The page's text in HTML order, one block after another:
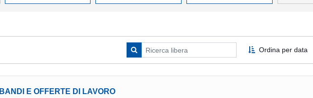
Ordina per data
BANDI E OFFERTE DI LAVORO